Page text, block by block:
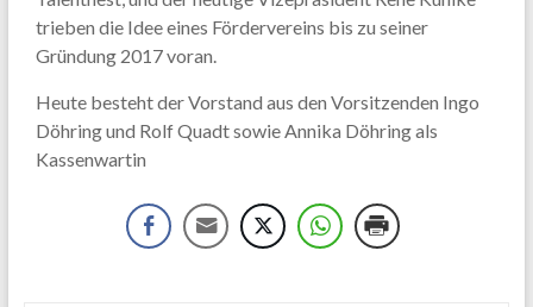
trieben die Idee eines Fördervereins bis zu seiner
Gründung 2017 voran.
Heute besteht der Vorstand aus den Vorsitzenden Ingo
Döhring und Rolf Quadt sowie Annika Döhring als
Kassenwartin